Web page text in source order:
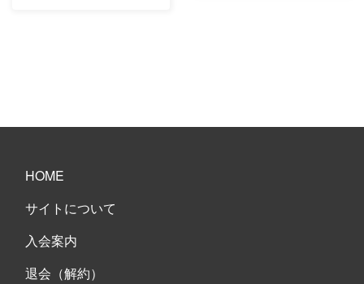
HOME
サイトについて
入会案内
退会（解約）